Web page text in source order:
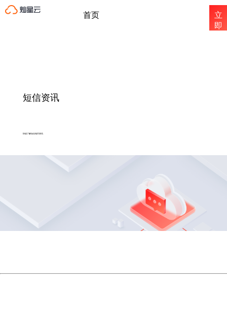
首页
立
即
短信资讯
快速了解短信相关资讯